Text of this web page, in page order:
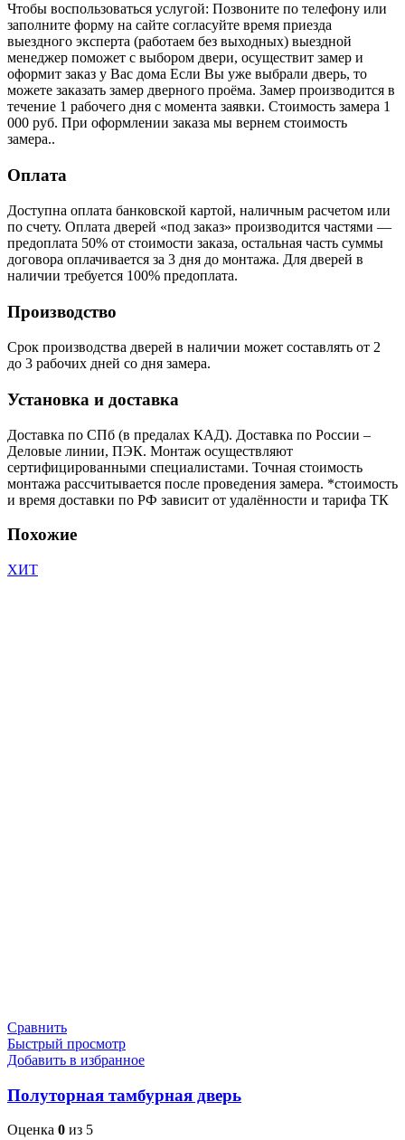
Чтобы воспользоваться услугой: Позвоните по телефону или
заполните форму на сайте согласуйте время приезда
выездного эксперта (работаем без выходных) выездной
менеджер поможет с выбором двери, осуществит замер и
оформит заказ у Вас дома Если Вы уже выбрали дверь, то
можете заказать замер дверного проёма. Замер производится в
течение 1 рабочего дня с момента заявки. Стоимость замера 1
000 руб. При оформлении заказа мы вернем стоимость
замера..
Оплата
Доступна оплата банковской картой, наличным расчетом или
по счету. Оплата дверей «под заказ» производится частями —
предоплата 50% от стоимости заказа, остальная часть суммы
договора оплачивается за 3 дня до монтажа. Для дверей в
наличии требуется 100% предоплата.
Производство
Срок производства дверей в наличии может составлять от 2
до 3 рабочих дней со дня замера.
Установка и доставка
Доставка по СПб (в предалах КАД). Доставка по России –
Деловые линии, ПЭК. Монтаж осуществляют
сертифицированными специалистами. Точная стоимость
монтажа рассчитывается после проведения замера. *стоимость
и время доставки по РФ зависит от удалённости и тарифа ТК
Похожие
ХИТ
Сравнить
Быстрый просмотр
Добавить в избранное
Полуторная тамбурная дверь
Оценка 0 из 5